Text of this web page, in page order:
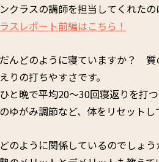
クラスの講師を担当してくれたの
スレポート前編はこちら！
だんどのように寝ていますか？
りの打ちやすさです。
と晩で平均20～30回寝返りを打
ゆがみ調節など、体をリセットし
のように関係しているのでしょ